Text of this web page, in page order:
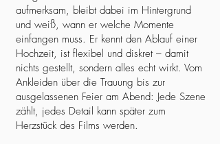
aufmerksam, bleibt dabei im Hintergrund
und weiß, wann er welche Momente
einfangen muss. Er kennt den Ablauf einer
Hochzeit, ist flexibel und diskret – damit
nichts gestellt, sondern alles echt wirkt. Vom
Ankleiden über die Trauung bis zur
ausgelassenen Feier am Abend: Jede Szene
zählt, jedes Detail kann später zum
Herzstück des Films werden.